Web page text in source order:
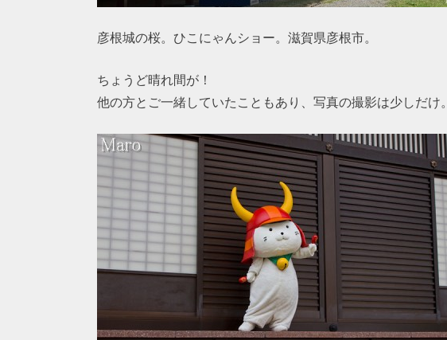
彦根城の桜。ひこにゃんショー。滋賀県彦根市。
ちょうど晴れ間が！
他の方とご一緒していたこともあり、写真の撮影は少しだけ。